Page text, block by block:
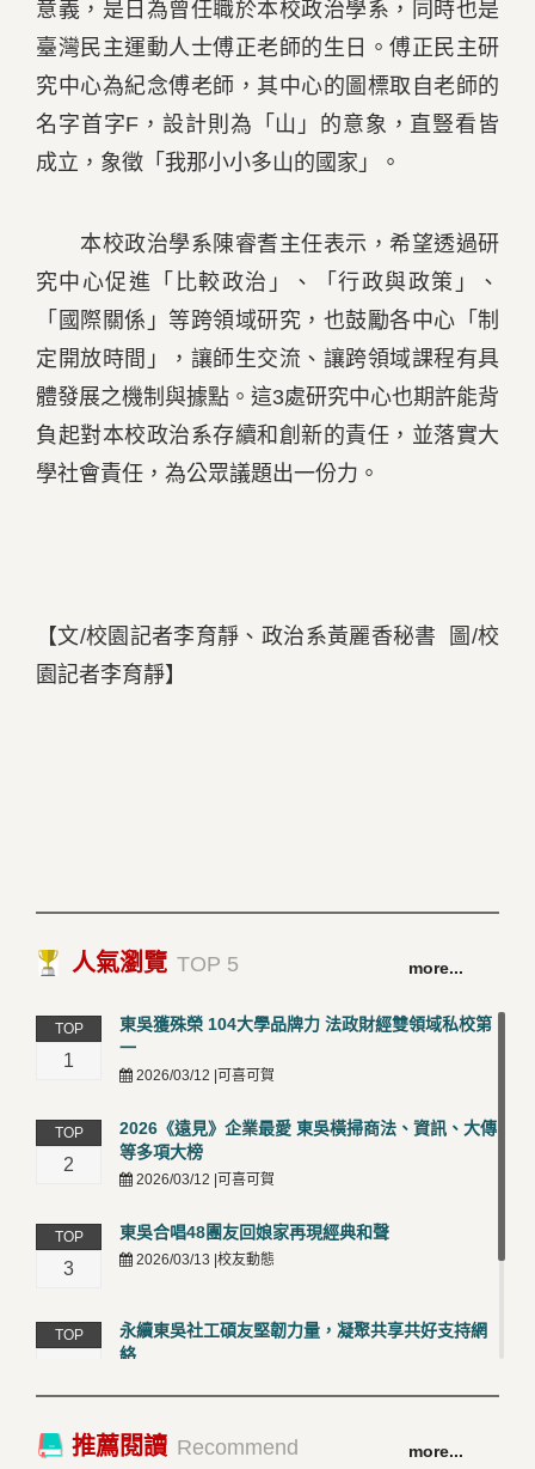
意義，是日為曾任職於本校政治學系，同時也是
臺灣民主運動人士傅正老師的生日。傅正民主研
究中心為紀念傅老師，其中心的圖標取自老師的
名字首字F，設計則為「山」的意象，直豎看皆
成立，象徵「我那小小多山的國家」。
本校政治學系陳睿耆主任表示，希望透過研
究中心促進「比較政治」、「行政與政策」、
「國際關係」等跨領域研究，也鼓勵各中心「制
定開放時間」，讓師生交流、讓跨領域課程有具
體發展之機制與據點。這3處研究中心也期許能背
負起對本校政治系存續和創新的責任，並落實大
學社會責任，為公眾議題出一份力。
【文/校園記者李育靜、政治系黃麗香秘書 圖/校
園記者李育靜】
人氣瀏覽 TOP 5 more...
TOP
1
東吳獲殊榮 104大學品牌力 法政財經雙領域私校第
一
2026/03/12 |可喜可賀
TOP
2
2026《遠見》企業最愛 東吳橫掃商法、資訊、大傳
等多項大榜
2026/03/12 |可喜可賀
TOP
3
東吳合唱48團友回娘家再現經典和聲
2026/03/13 |校友動態
TOP
永續東吳社工碩友堅韌力量，凝聚共享共好支持網
絡
TOP
卓越永續校園 東吳大學連奪 ISO 14001、45001 及
50001三大國際驗證殊榮
推薦閱讀 Recommend more...